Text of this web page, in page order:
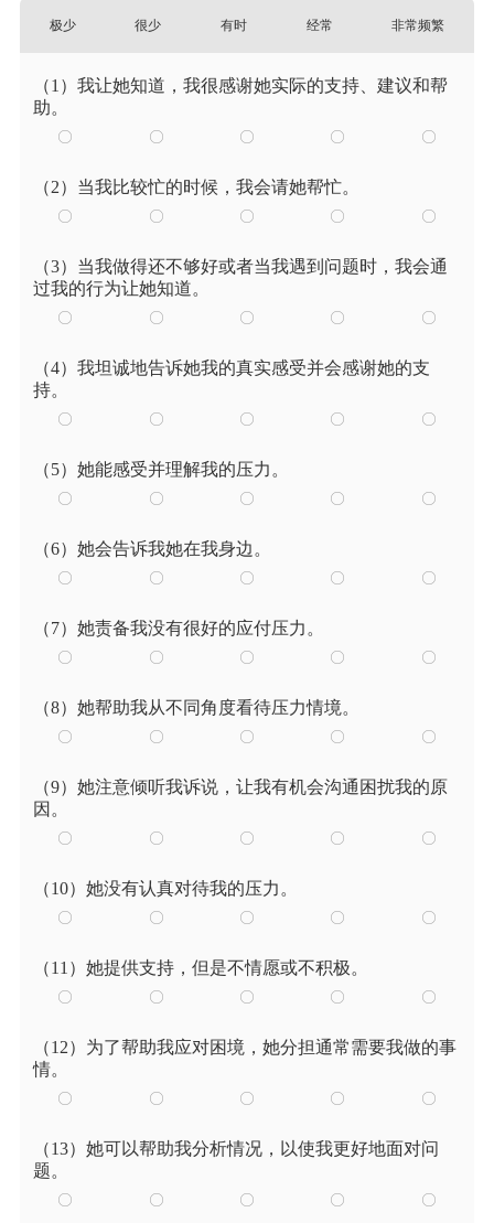
极少 很少 有时 经常 非常频繁
（1）我让她知道，我很感谢她实际的支持、建议和帮
助。
（2）当我比较忙的时候，我会请她帮忙。
（3）当我做得还不够好或者当我遇到问题时，我会通
过我的行为让她知道。
（4）我坦诚地告诉她我的真实感受并会感谢她的支
持。
（5）她能感受并理解我的压力。
（6）她会告诉我她在我身边。
（7）她责备我没有很好的应付压力。
（8）她帮助我从不同角度看待压力情境。
（9）她注意倾听我诉说，让我有机会沟通困扰我的原
因。
（10）她没有认真对待我的压力。
（11）她提供支持，但是不情愿或不积极。
（12）为了帮助我应对困境，她分担通常需要我做的事
情。
（13）她可以帮助我分析情况，以使我更好地面对问
题。